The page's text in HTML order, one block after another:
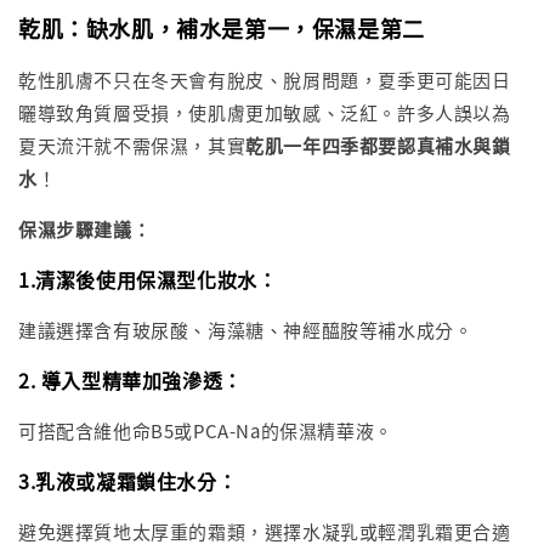
乾肌：缺水肌，補水是第一，保濕是第二
乾性肌膚不只在冬天會有脫皮、脫屑問題，夏季更可能因日
曬導致角質層受損，使肌膚更加敏感、泛紅。許多人誤以為
夏天流汗就不需保濕，其實乾肌一年四季都要認真補水與鎖
水 ！
保濕步驟建議：
1.清潔後使用保濕型化妝水：
建議選擇含有玻尿酸、海藻糖、神經醯胺等補水成分。
2. 導入型精華加強滲透：
可搭配含維他命B5或PCA-Na的保濕精華液。
3.乳液或凝霜鎖住水分：
避免選擇質地太厚重的霜類，選擇水凝乳或輕潤乳霜更合適